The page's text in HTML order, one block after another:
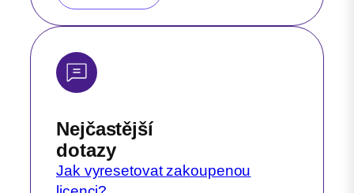
Nejčastější
dotazy
Jak vyresetovat zakoupenou